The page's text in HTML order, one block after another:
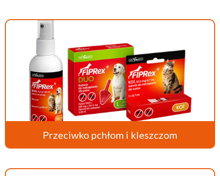
Przeciwko pchłom i kleszczom